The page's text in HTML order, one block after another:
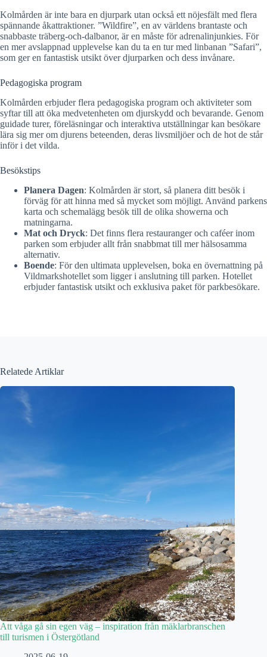
Kolmården är inte bara en djurpark utan också ett nöjesfält med flera
spännande åkattraktioner. ”Wildfire”, en av världens brantaste och
snabbaste träberg-och-dalbanor, är en måste för adrenalinjunkies. För
en mer avslappnad upplevelse kan du ta en tur med linbanan ”Safari”,
som ger en fantastisk utsikt över djurparken och dess invånare.
Pedagogiska program
Kolmården erbjuder flera pedagogiska program och aktiviteter som
syftar till att öka medvetenheten om djurskydd och bevarande. Genom
guidade turer, föreläsningar och interaktiva utställningar kan besökare
lära sig mer om djurens beteenden, deras livsmiljöer och de hot de står
inför i det vilda.
Besökstips
Planera Dagen: Kolmården är stort, så planera ditt besök i
förväg för att hinna med så mycket som möjligt. Använd parkens
karta och schemalägg besök till de olika showerna och
matningarna.
Mat och Dryck: Det finns flera restauranger och caféer inom
parken som erbjuder allt från snabbmat till mer hälsosamma
alternativ.
Boende: För den ultimata upplevelsen, boka en övernattning på
Vildmarkshotellet som ligger i anslutning till parken. Hotellet
erbjuder fantastisk utsikt och exklusiva paket för parkbesökare.
Relatede Artiklar
Att våga gå sin egen väg – inspiration från mäklarbranschen
till turismen i Östergötland